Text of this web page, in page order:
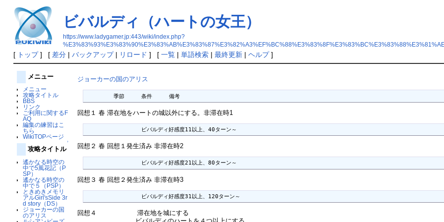
ビバルディ（ハートの女王）
https://www.ladygamer.jp:443/wiki/index.php?
[ トップ] [ 差分| バックアップ| リロード ] [ 一覧| 単語検索| 最終更新| ヘルプ]
メニュー
メニュー
攻略タイトル
BBS
リンク
ご利用に関するF
AQ
編集の練習はこ
ちら
WikiTOPページ
↑
攻略タイトル
遙かなる時空の
中で5風花記（P
SP）
遙かなる時空の
中で５（PSP）
ときめきメモリ
アルGirl'sSide 3r
d story（DS）
ジョーカーの国
のアリス
ジョーカーの国のアリス
	季節	条件	備考
回想１ 春 滞在地をハートの城以外にする。非滞在時1
回想２ 春 回想１発生済み 非滞在時2
回想３ 春 回想２発生済み 非滞在時3
		ビバルディ好感度31以上、120ターン～
回想４ 滞在地を城にする